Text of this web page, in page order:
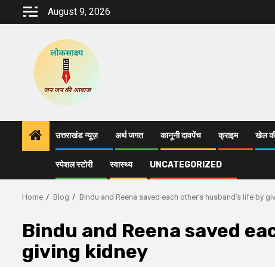
August 9, 2026
उत्तराखंड न्यूज़ अर्थ जगत कानूनी दावपेंच क्राइम खेल
स्पेशल स्टोरी स्वास्थ्य UNCATEGORIZED
Home Blog Bindu and Reena saved each other’s husband’s life by
Bindu and Reena saved
giving kidney